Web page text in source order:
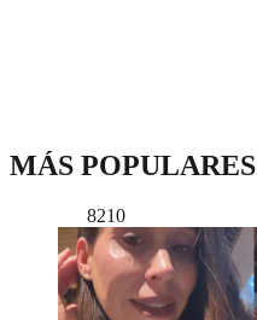
MÁS POPULARES
8210